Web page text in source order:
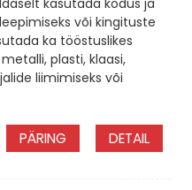
kasutada kodus ja
või kingituste
ka tööstuslikes
plasti, klaasi,
liimimiseks või
PÄRING DETAIL